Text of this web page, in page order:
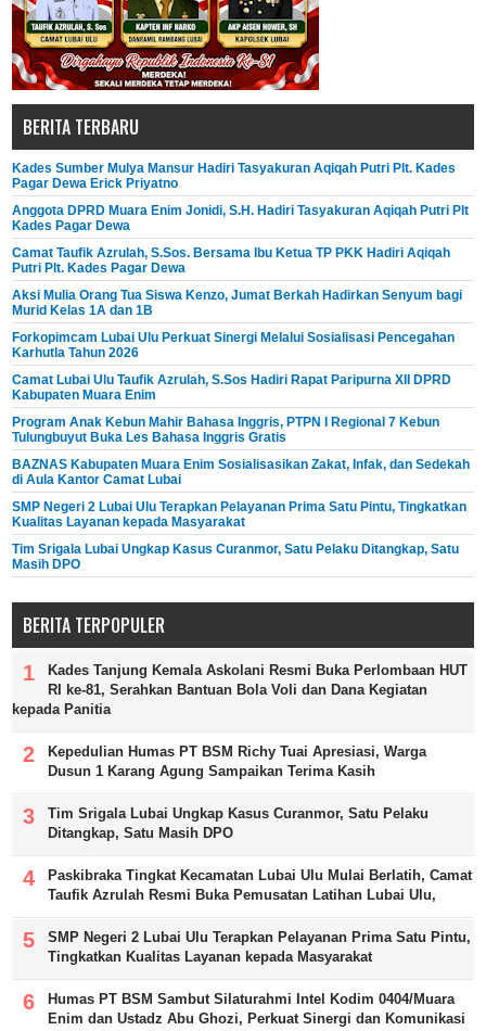
BERITA TERBARU
Kades Sumber Mulya Mansur Hadiri Tasyakuran Aqiqah Putri Plt. Kades
Pagar Dewa Erick Priyatno
Anggota DPRD Muara Enim Jonidi, S.H. Hadiri Tasyakuran Aqiqah Putri Plt
Kades Pagar Dewa
Camat Taufik Azrulah, S.Sos. Bersama Ibu Ketua TP PKK Hadiri Aqiqah
Putri Plt. Kades Pagar Dewa
Aksi Mulia Orang Tua Siswa Kenzo, Jumat Berkah Hadirkan Senyum bagi
Murid Kelas 1A dan 1B
Forkopimcam Lubai Ulu Perkuat Sinergi Melalui Sosialisasi Pencegahan
Karhutla Tahun 2026
Camat Lubai Ulu Taufik Azrulah, S.Sos Hadiri Rapat Paripurna XII DPRD
Kabupaten Muara Enim
Program Anak Kebun Mahir Bahasa Inggris, PTPN I Regional 7 Kebun
Tulungbuyut Buka Les Bahasa Inggris Gratis
BAZNAS Kabupaten Muara Enim Sosialisasikan Zakat, Infak, dan Sedekah
di Aula Kantor Camat Lubai
SMP Negeri 2 Lubai Ulu Terapkan Pelayanan Prima Satu Pintu, Tingkatkan
Kualitas Layanan kepada Masyarakat
Tim Srigala Lubai Ungkap Kasus Curanmor, Satu Pelaku Ditangkap, Satu
Masih DPO
BERITA TERPOPULER
Kades Tanjung Kemala Askolani Resmi Buka Perlombaan HUT
RI ke-81, Serahkan Bantuan Bola Voli dan Dana Kegiatan
kepada Panitia
Kepedulian Humas PT BSM Richy Tuai Apresiasi, Warga
Dusun 1 Karang Agung Sampaikan Terima Kasih
Tim Srigala Lubai Ungkap Kasus Curanmor, Satu Pelaku
Ditangkap, Satu Masih DPO
Paskibraka Tingkat Kecamatan Lubai Ulu Mulai Berlatih, Camat
Taufik Azrulah Resmi Buka Pemusatan Latihan Lubai Ulu,
SMP Negeri 2 Lubai Ulu Terapkan Pelayanan Prima Satu Pintu,
Tingkatkan Kualitas Layanan kepada Masyarakat
Humas PT BSM Sambut Silaturahmi Intel Kodim 0404/Muara
Enim dan Ustadz Abu Ghozi, Perkuat Sinergi dan Komunikasi